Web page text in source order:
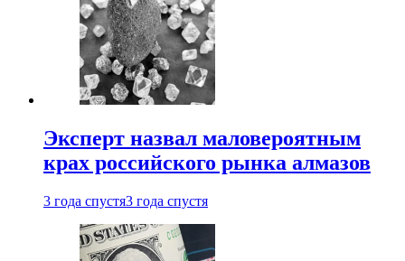
Эксперт назвал маловероятным
крах российского рынка алмазов
3 года спустя3 года спустя